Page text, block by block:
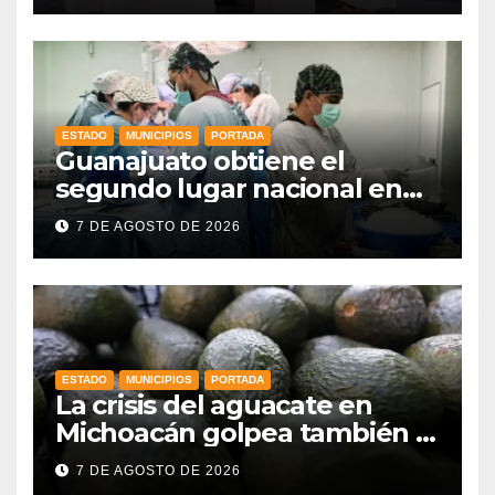
ESTADO MUNICIPIOS PORTADA
Guanajuato obtiene el
segundo lugar nacional en
procuración de órganos
7 DE AGOSTO DE 2026
ESTADO MUNICIPIOS PORTADA
La crisis del aguacate en
Michoacán golpea también a
productores de Guanajuato
7 DE AGOSTO DE 2026